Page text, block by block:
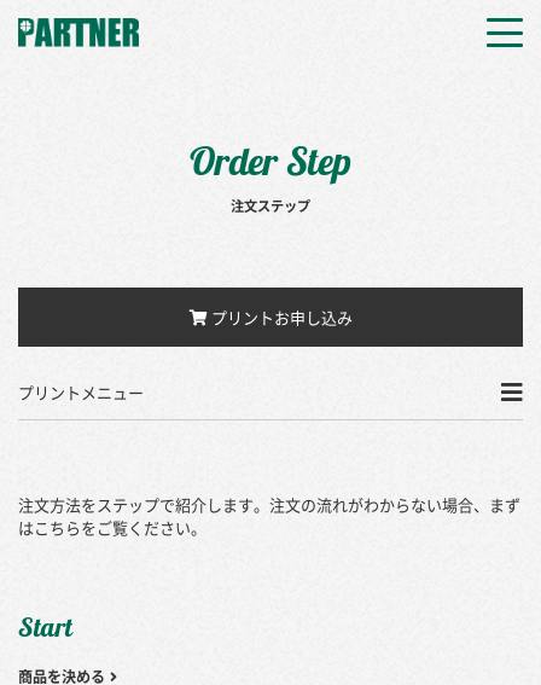
Order Step
注文ステップ
プリントお申し込み
プリントメニュー
注文方法をステップで紹介します。注文の流れがわからない場合、まず
はこちらをご覧ください。
Start
商品を決める